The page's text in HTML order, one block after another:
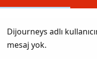
Dijourneys adlı
mesaj yok.